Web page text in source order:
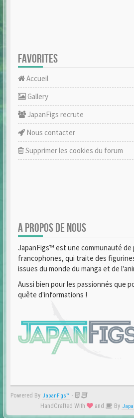
FAVORITES
Accueil
Gallery
JapanFigs recrute
Nous contacter
Supprimer les cookies du forum
A PROPOS DE NOUS
JapanFigs™ est une communauté de
francophones, qui traite des
issues du monde du manga et de
Aussi bien pour les passionnés que
quête d'informations !
Powered By JapanFigs™ -
HandCrafted With
and By